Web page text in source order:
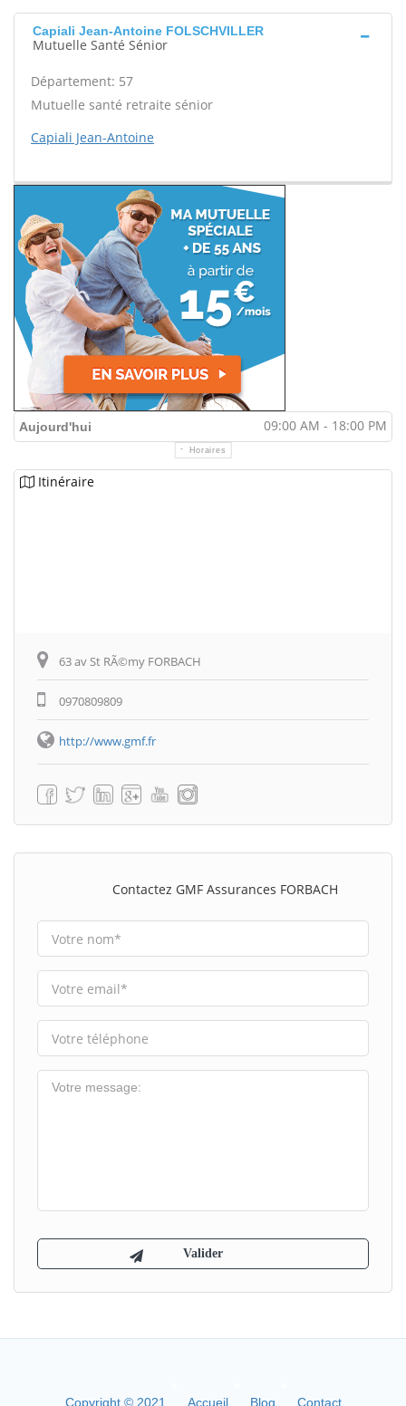
Capiali Jean-Antoine FOLSCHVILLER
Mutuelle Santé Sénior
Département: 57
Mutuelle santé retraite sénior
Capiali Jean-Antoine
Aujourd'hui 09:00 AM - 18:00 PM
Horaires
Itinéraire
63 av St RÃ©my FORBACH
0970809809
http://www.gmf.fr
Contactez GMF Assurances FORBACH
Copyright © 2021 Accueil Blog Contact